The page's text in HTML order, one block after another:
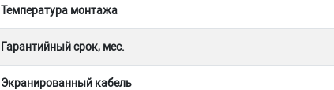
Температура монтажа
Гарантийный срок, мес.
Экранированный кабель